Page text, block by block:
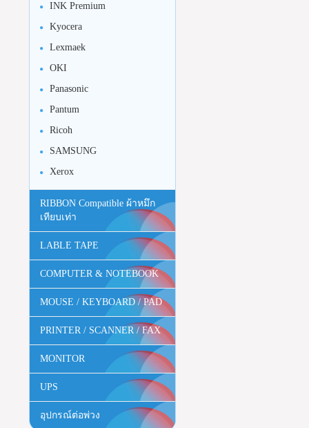
INK Premium
Kyocera
Lexmaek
OKI
Panasonic
Pantum
Ricoh
SAMSUNG
Xerox
RIBBON Compatible ผ้าหมึก
เทียบเท่า
LABLE TAPE
COMPUTER & NOTEBOOK
MOUSE / KEYBOARD / PAD
PRINTER / SCANNER / FAX
MONITOR
UPS
อุปกรณ์ต่อพ่วง